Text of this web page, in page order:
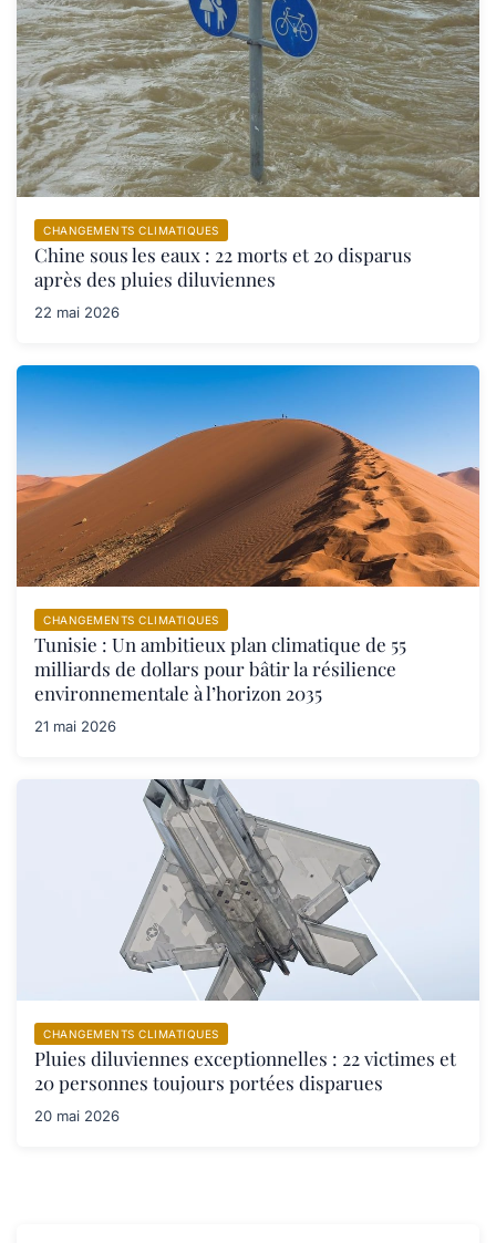
CHANGEMENTS CLIMATIQUES
Chine sous les eaux : 22 morts et 20 disparus
après des pluies diluviennes
22 mai 2026
CHANGEMENTS CLIMATIQUES
Tunisie : Un ambitieux plan climatique de 55
milliards de dollars pour bâtir la résilience
environnementale à l’horizon 2035
21 mai 2026
CHANGEMENTS CLIMATIQUES
Pluies diluviennes exceptionnelles : 22 victimes et
20 personnes toujours portées disparues
20 mai 2026